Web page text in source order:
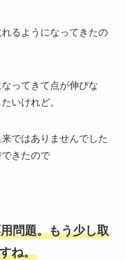
るようになってきたの
ってきて点が伸びな
いけれど。
ではありませんでした
きたので
問題。もう少し取
ね。